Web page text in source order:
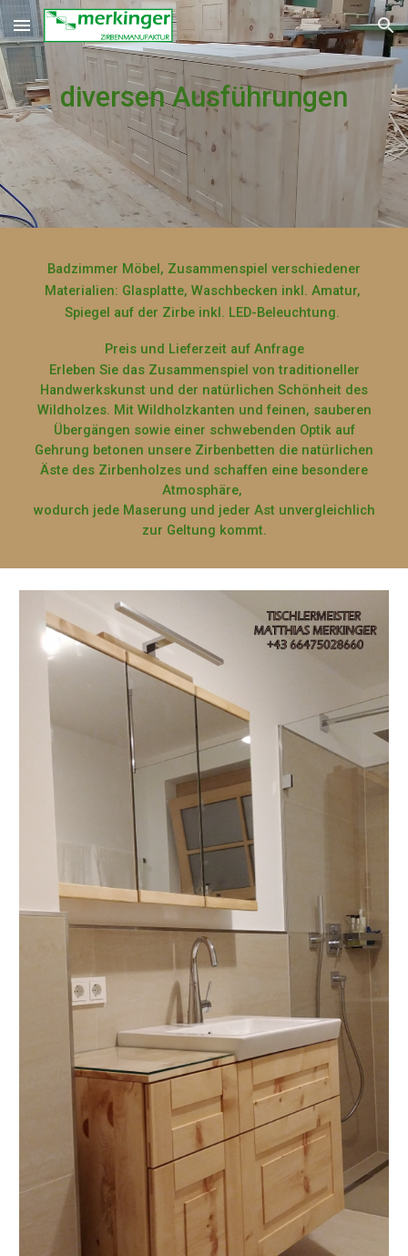
Skip to main content Skip to navigation
diversen Ausführungen
Badzimmer Möbel, Zusammenspiel verschiedener
Materialien: Glasplatte, Waschbecken inkl. Amatur,
Spiegel auf der Zirbe inkl. LED-Beleuchtung.
Preis und Lieferzeit auf Anfrage
Erleben Sie das Zusammenspiel von traditioneller
Handwerkskunst und der natürlichen Schönheit des
Wildholzes. Mit Wildholzkanten und feinen, sauberen
Übergängen sowie einer schwebenden Optik auf
Gehrung betonen unsere Zirbenbetten die natürlichen
Äste des Zirbenholzes und schaffen eine besondere
Atmosphäre,
wodurch jede Maserung und jeder Ast unvergleichlich
zur Geltung kommt.